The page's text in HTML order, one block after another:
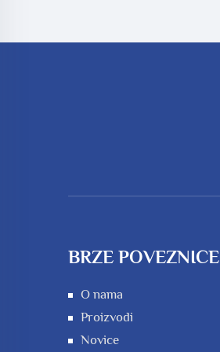
BRZE POVEZNICE
O nama
Proizvodi
Novice